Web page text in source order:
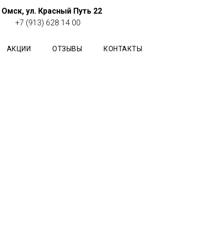
Омск, ул. Красный Путь 22
+7 (913) 628 14 00
АКЦИИ ОТЗЫВЫ КОНТАКТЫ